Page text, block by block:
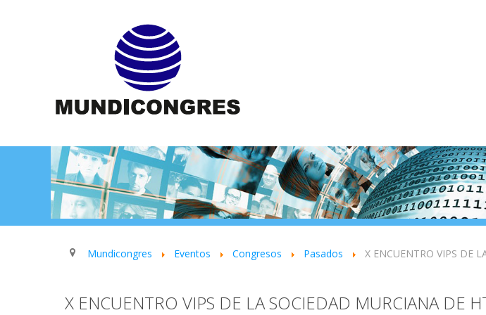
Mundicongres Eventos Congresos Pasados X ENCUENTRO VIPS DE
X ENCUENTRO VIPS DE LA SOCIEDAD MURCIANA DE